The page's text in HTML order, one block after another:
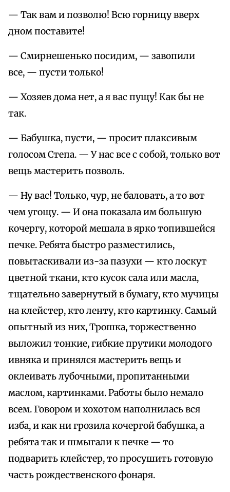
— Так вам и позволю! Всю горницу вверх
дном поставите!
— Смирнешенько посидим, — завопили
все, — пусти только!
— Хозяев дома нет, а я вас пущу! Как бы не
так.
— Бабушка, пусти, — просит плаксивым
голосом Степа. — У нас все с собой, только вот
вещь мастерить позволь.
— Ну вас! Только, чур, не баловать, а то вот
чем угощу. — И она показала им большую
кочергу, которой мешала в ярко топившейся
печке. Ребята быстро разместились,
повытаскивали из-за пазухи — кто лоскут
цветной ткани, кто кусок сала или масла,
тщательно завернутый в бумагу, кто мучицы
на клейстер, кто ленту, кто картинку. Самый
опытный из них, Трошка, торжественно
выложил тонкие, гибкие прутики молодого
ивняка и принялся мастерить вещь и
оклеивать лубочными, пропитанными
маслом, картинками. Работы было немало
всем. Говором и хохотом наполнилась вся
изба, и как ни грозила кочергой бабушка, а
ребята так и шмыгали к печке — то
подварить клейстер, то просушить готовую
часть рождественского фонаря.